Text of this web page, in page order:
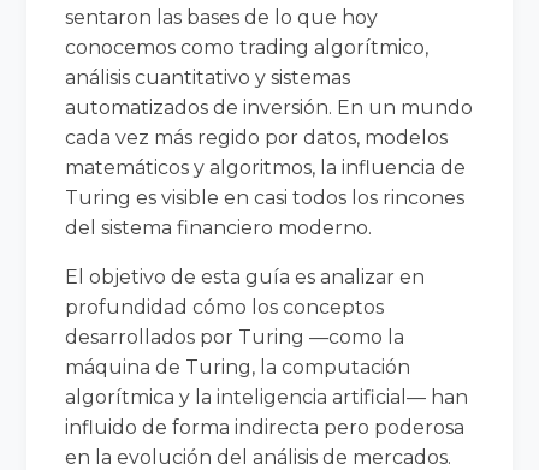
sentaron las bases de lo que hoy
conocemos como trading algorítmico,
análisis cuantitativo y sistemas
automatizados de inversión. En un mundo
cada vez más regido por datos, modelos
matemáticos y algoritmos, la influencia de
Turing es visible en casi todos los rincones
del sistema financiero moderno.
El objetivo de esta guía es analizar en
profundidad cómo los conceptos
desarrollados por Turing —como la
máquina de Turing, la computación
algorítmica y la inteligencia artificial— han
influido de forma indirecta pero poderosa
en la evolución del análisis de mercados.